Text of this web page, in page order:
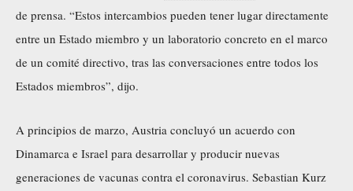
de prensa. “Estos intercambios pueden tener lugar directamente
entre un Estado miembro y un laboratorio concreto en el marco
de un comité directivo, tras las conversaciones entre todos los
Estados miembros”, dijo.
A principios de marzo, Austria concluyó un acuerdo con
Dinamarca e Israel para desarrollar y producir nuevas
generaciones de vacunas contra el coronavirus. Sebastian Kurz